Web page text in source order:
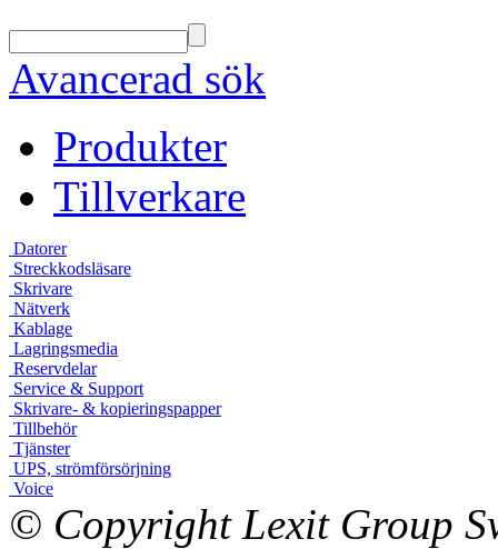
Avancerad sök
Produkter
Tillverkare
Datorer
Streckkodsläsare
Skrivare
Nätverk
Kablage
Lagringsmedia
Reservdelar
Service & Support
Skrivare- & kopieringspapper
Tillbehör
Tjänster
UPS, strömförsörjning
Voice
© Copyright Lexit Group